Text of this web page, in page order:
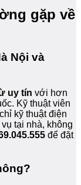
gặp về
Nội và
uy tín với hơn
Kỹ thuật viên
kỹ thuật điện
tại nhà, không
để đặt